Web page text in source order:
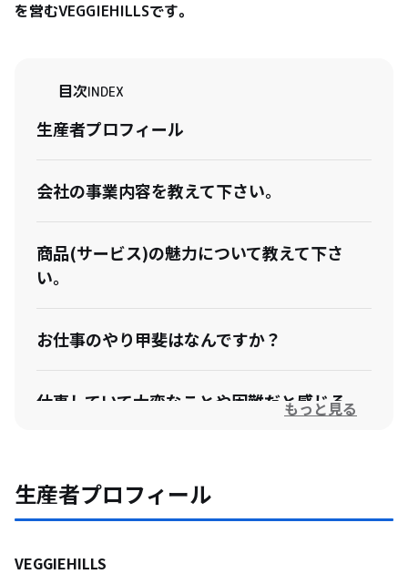
を営むVEGGIEHILLSです。
目次INDEX
生産者プロフィール
会社の事業内容を教えて下さい。
商品(サービス)の魅力について教えて下さ
い。
お仕事のやり甲斐はなんですか？
仕事していて大変なことや困難だと感じる
今後の展望や、挑戦してみたいことについ
て教えてください。
もっと見る
生産者プロフィール
VEGGIEHILLS